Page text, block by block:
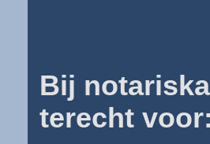
Bij
terecht